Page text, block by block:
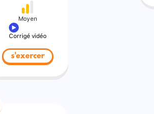
Moyen
Corrigé vidéo
s'exercer